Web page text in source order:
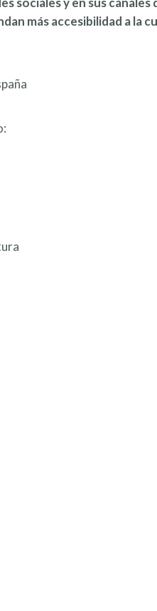
más accesibilidad a la